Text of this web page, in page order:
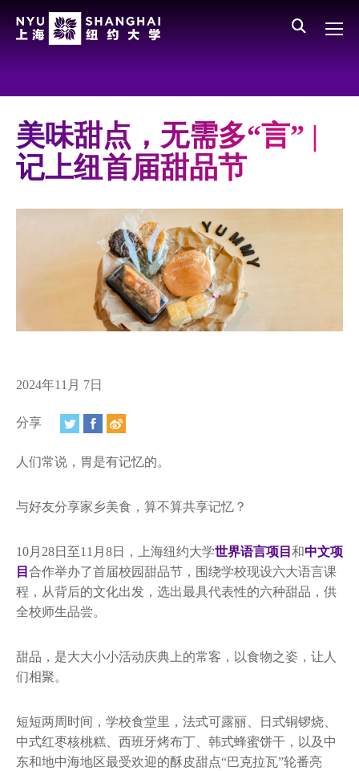
All NYU
学校领导
师资队伍
新闻简报
上海纽约大学汇刊
活动纵览
校园内外
联系方式
支持我们
美味甜点，无需多“言” |
记上纽首届甜品节
2024年11月 7日
分享
人们常说，胃是有记忆的。
与好友分享家乡美食，算不算共享记忆？
10月28日至11月8日，上海纽约大学世界语言项目 和中文项
目 合作举办了首届校园甜品节，围绕学校现设六大语言课
程，从背后的文化出发，选出最具代表性的六种甜品，供
全校师生品尝。
甜品，是大大小小活动庆典上的常客，以食物之姿，让人
们相聚。
短短两周时间，学校食堂里，法式可露丽、日式铜锣烧、
中式红枣核桃糕、西班牙烤布丁、韩式蜂蜜饼干，以及中
东和地中海地区最受欢迎的酥皮甜点“巴克拉瓦”轮番亮